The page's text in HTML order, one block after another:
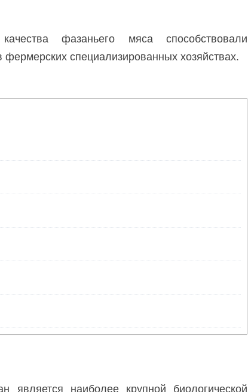
фазаньего мяса способствовали
специализированных хозяйствах.
является наиболее крупной биологической